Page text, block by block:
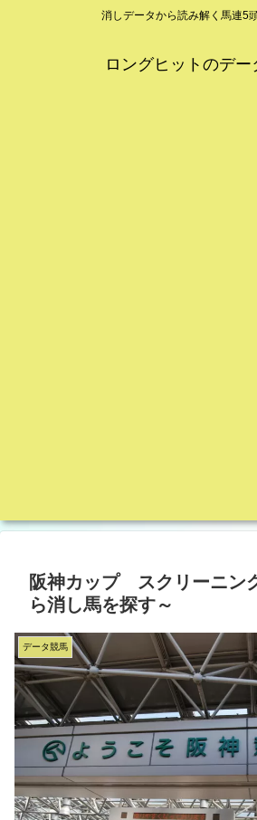
消しデータから読み解く馬連5
ロングヒットのデー
阪神カップ スクリーニン
ら消し馬を探す～
データ競馬